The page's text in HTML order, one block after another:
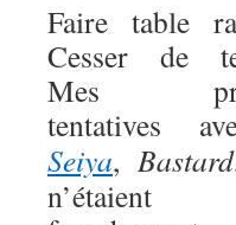
Faire table
Cesser de
Mes
tentatives
Seiya, Bastard